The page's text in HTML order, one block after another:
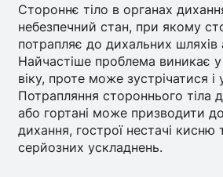
Стороннє тіло в органах
небезпечний стан, при якому
потрапляє до дихальних шляхів
Найчастіше проблема виникає у
віку, проте може зустрічатися
Потрапляння стороннього тіла
або гортані може призводити
дихання, гострої нестачі кисню
серйозних ускладнень.